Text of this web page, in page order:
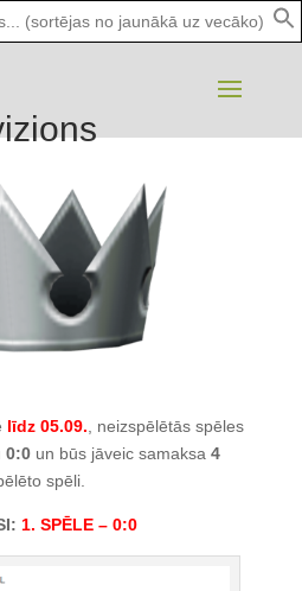
līdz 05.09. , neizspēlētās spēles
0:0un būs jāveic samaksa 4
spēli.
1.SPĒLE – 0:0